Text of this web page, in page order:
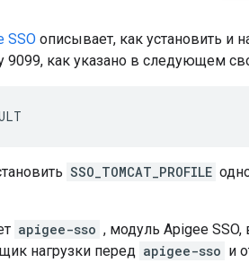
SSO описывает, как установить и
9099, как указано в следующем
SSO_TOMCAT_PROFILE
apigee-sso , модуль Apigee
нагрузки перед apigee-sso и